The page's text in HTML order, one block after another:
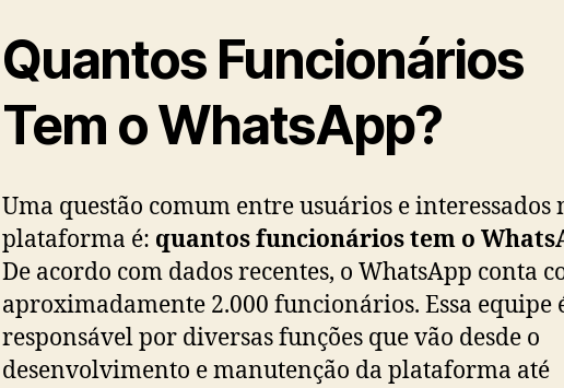
Quantos Funcionários
Tem o WhatsApp?
Uma questão comum entre usuários e interessados
plataforma é: quantos funcionários tem o
De acordo com dados recentes, o WhatsApp conta
aproximadamente 2.000 funcionários. Essa equipe
responsável por diversas funções que vão desde o
desenvolvimento e manutenção da plataforma até